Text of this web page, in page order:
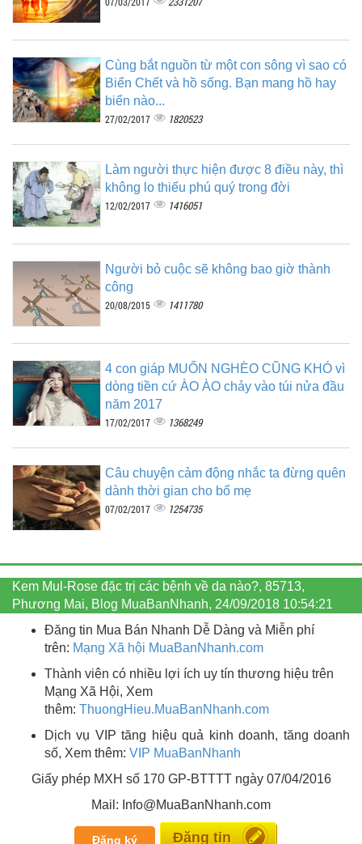
Cùng bắt nguồn từ một con sông vì sao có
Biển Chết và hồ sống. Bạn mang hồ hay
biển nào...
27/02/2017 1820523
Làm người thực hiện được 8 điều này, thì
không lo thiếu phú quý trong đời
12/02/2017 1416051
Người bỏ cuộc sẽ không bao giờ thành
công
20/08/2015 1411780
4 con giáp MUỐN NGHÈO CŨNG KHÓ vì
dòng tiền cứ ÀO ÀO chảy vào túi nửa đầu
năm 2017
17/02/2017 1368249
Câu chuyện cảm động nhắc ta đừng quên
dành thời gian cho bố mẹ
07/02/2017 1254735
Kem Mul-Rose đặc trị các bệnh về da nào?, 85713,
Phương Mai, Blog MuaBanNhanh, 24/09/2018 10:54:21
Đăng tin Mua Bán Nhanh Dễ Dàng và Miễn phí
trên: Mạng Xã hội MuaBanNhanh.com
Thành viên có nhiều lợi ích uy tín thương hiệu trên
Mạng Xã Hội, Xem
thêm: ThuongHieu.MuaBanNhanh.com
Dịch vụ VIP tăng hiệu quả kinh doanh, tăng doanh
số, Xem thêm: VIP MuaBanNhanh
Giấy phép MXH số 170 GP-BTTTT ngày 07/04/2016
Mail: Info@MuaBanNhanh.com
Đăng ký Miễn phí